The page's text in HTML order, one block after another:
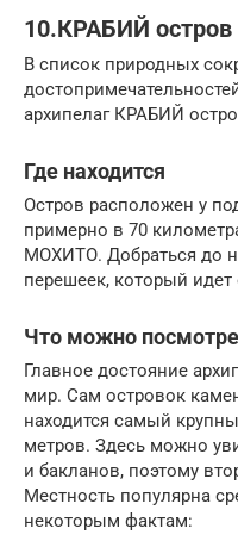
10.КРАБИЙ остров
В список природных
архипелаг КРАБИЙ
Где находится
Остров расположен у
примерно в 70
МОХИТО. Добраться до
перешеек, который идет
Что можно
Главное достояние
мир. Сам островок
находится самый
метров. Здесь можно
и бакланов, поэтому
Местность популярна
некоторым фактам: